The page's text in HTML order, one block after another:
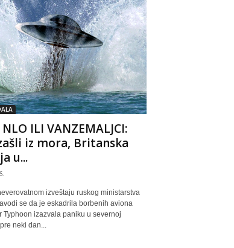
NLO ILI VANZEMALJCI:
iz mora, Britanska
u...
izveštaju ruskog ministarstva
se da je eskadrila borbenih aviona
Typhoon izazvala paniku u severnoj
neki dan...